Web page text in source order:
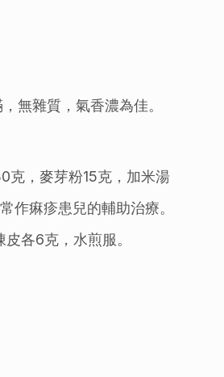
無雜質，氣香濃為佳。
克，麥芽粉15克，加米湯
作痳疹患兒的輔助治療。
各6克，水煎服。